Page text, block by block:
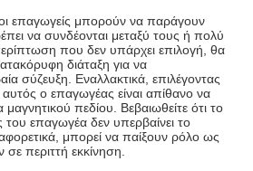
επαγωγείς μπορούν να παράγουν
να συνδέονται μεταξύ τους ή πολύ
που δεν υπάρχει επιλογή, θα
διάταξη για να
σύζευξη. Εναλλακτικά, επιλέγοντας
ο επαγωγέας είναι απίθανο να
πεδίου. Βεβαιωθείτε ότι το
επαγωγέα δεν υπερβαίνει το
μπορεί να παίξουν ρόλο ως
περιττή εκκίνηση.